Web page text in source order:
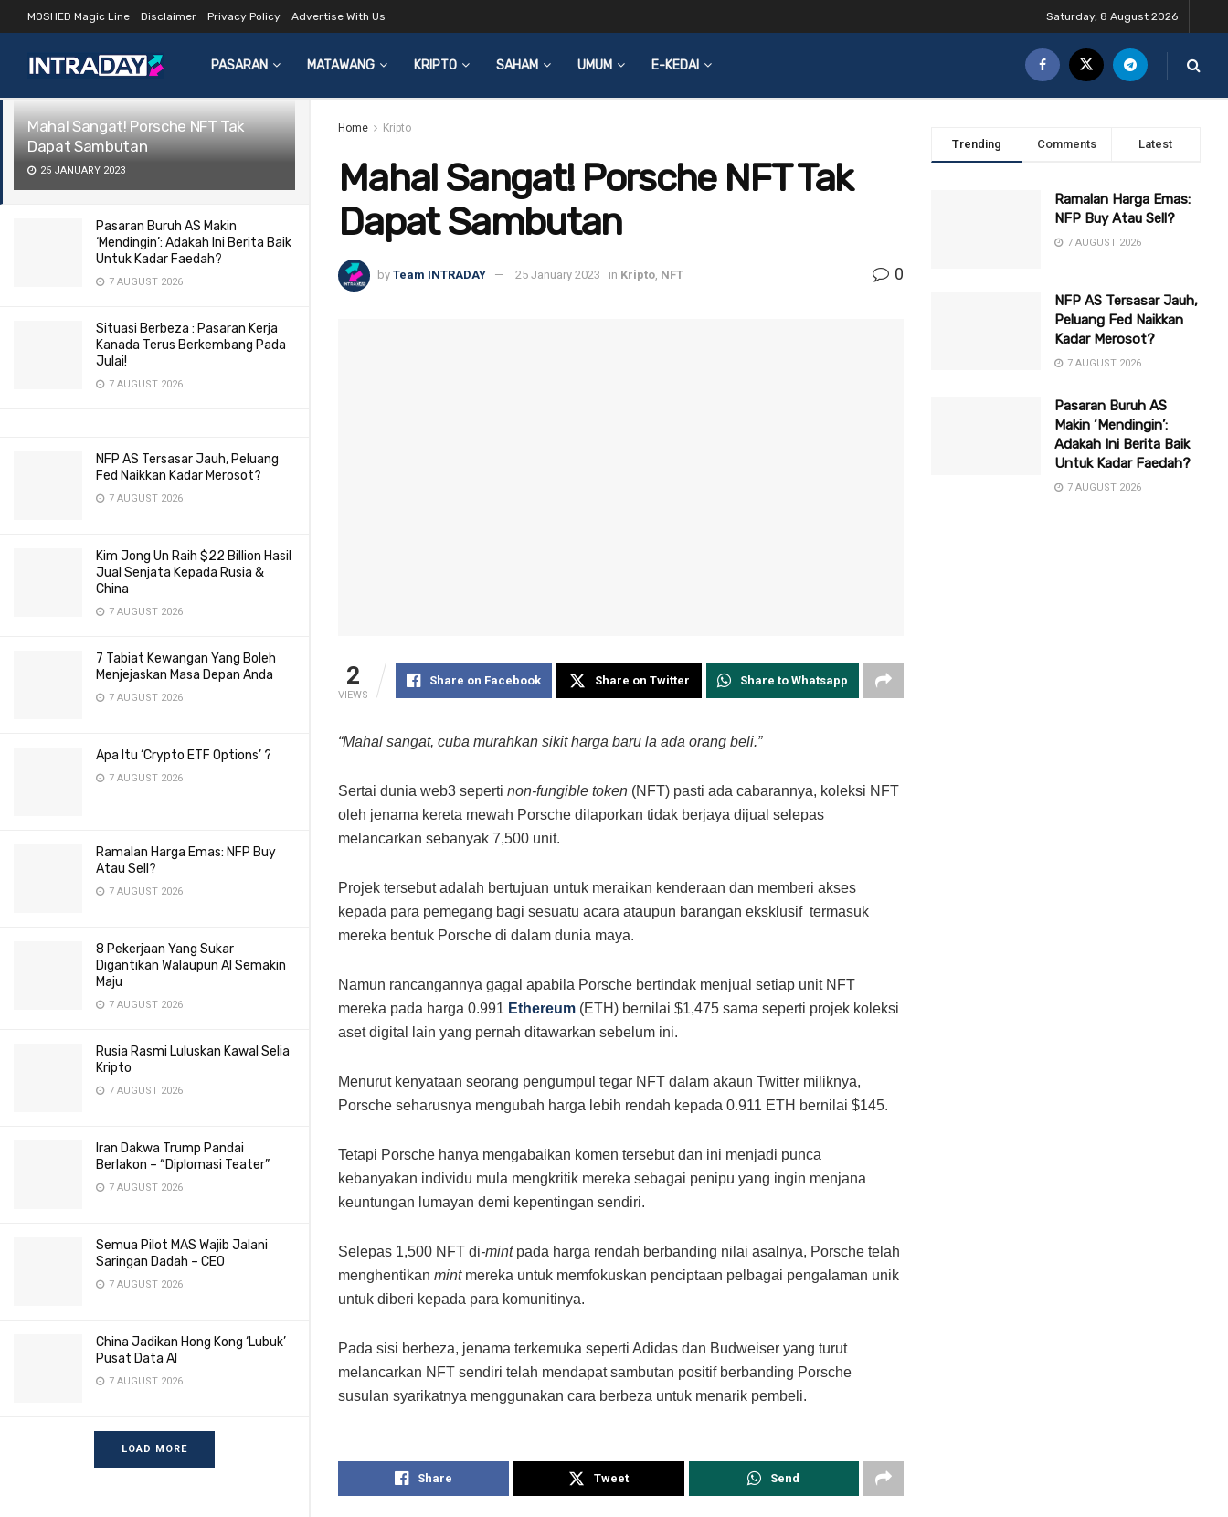
LATEST TRENDING Filter
Mahal Sangat! Porsche NFT Tak
Dapat Sambutan
25 JANUARY 2023
Pasaran Buruh AS Makin
‘Mendingin’: Adakah Ini Berita Baik
Untuk Kadar Faedah?
7 AUGUST 2026
Situasi Berbeza : Pasaran Kerja
Kanada Terus Berkembang Pada
Julai!
7 AUGUST 2026
NFP AS Tersasar Jauh, Peluang
Fed Naikkan Kadar Merosot?
7 AUGUST 2026
Kim Jong Un Raih $22 Billion Hasil
Jual Senjata Kepada Rusia &
China
7 AUGUST 2026
7 Tabiat Kewangan Yang Boleh
Menjejaskan Masa Depan Anda
7 AUGUST 2026
Apa Itu ‘Crypto ETF Options’ ?
7 AUGUST 2026
Ramalan Harga Emas: NFP Buy
Atau Sell?
7 AUGUST 2026
8 Pekerjaan Yang Sukar
Digantikan Walaupun AI Semakin
Maju
7 AUGUST 2026
Rusia Rasmi Luluskan Kawal Selia
Kripto
7 AUGUST 2026
Iran Dakwa Trump Pandai
Berlakon – “Diplomasi Teater”
7 AUGUST 2026
Semua Pilot MAS Wajib Jalani
Saringan Dadah – CEO
7 AUGUST 2026
China Jadikan Hong Kong ‘Lubuk’
Pusat Data AI
7 AUGUST 2026
LOAD MORE
MOSHED Magic Line Disclaimer Privacy Policy Advertise With Us Saturday, 8 August 2026
PASARAN MATAWANG KRIPTO SAHAM UMUM E-KEDAI
Home Kripto
Mahal Sangat! Porsche NFT Tak
Dapat Sambutan
by Team INTRADAY 25 January 2023 in Kripto NFT 0
2
VIEWS
Share on Facebook Share on Twitter Share to Whatsapp
“Mahal sangat, cuba murahkan sikit harga baru la ada orang beli.”
Sertai dunia web3 seperti non-fungible token (NFT) pasti ada cabarannya, koleksi NFT
oleh jenama kereta mewah Porsche dilaporkan tidak berjaya dijual selepas
melancarkan sebanyak 7,500 unit.
Projek tersebut adalah bertujuan untuk meraikan kenderaan dan memberi akses
kepada para pemegang bagi sesuatu acara ataupun barangan eksklusif termasuk
mereka bentuk Porsche di dalam dunia maya.
Namun rancangannya gagal apabila Porsche bertindak menjual setiap unit NFT
mereka pada harga 0.991 Ethereum (ETH) bernilai $1,475 sama seperti projek koleksi
aset digital lain yang pernah ditawarkan sebelum ini.
Menurut kenyataan seorang pengumpul tegar NFT dalam akaun Twitter miliknya,
Porsche seharusnya mengubah harga lebih rendah kepada 0.911 ETH bernilai $145.
Tetapi Porsche hanya mengabaikan komen tersebut dan ini menjadi punca
kebanyakan individu mula mengkritik mereka sebagai penipu yang ingin menjana
keuntungan lumayan demi kepentingan sendiri.
Selepas 1,500 NFT di-mint pada harga rendah berbanding nilai asalnya, Porsche telah
menghentikan mintmereka untuk memfokuskan penciptaan pelbagai pengalaman unik
untuk diberi kepada para komunitinya.
Pada sisi berbeza, jenama terkemuka seperti Adidas dan Budweiser yang turut
melancarkan NFT sendiri telah mendapat sambutan positif berbanding Porsche
susulan syarikatnya menggunakan cara berbeza untuk menarik pembeli.
Share Tweet Send
Trending Comments Latest
Ramalan Harga Emas:
NFP Buy Atau Sell?
7 AUGUST 2026
NFP AS Tersasar Jauh,
Peluang Fed Naikkan
Kadar Merosot?
7 AUGUST 2026
Pasaran Buruh AS
Makin ‘Mendingin’:
Adakah Ini Berita Baik
Untuk Kadar Faedah?
7 AUGUST 2026